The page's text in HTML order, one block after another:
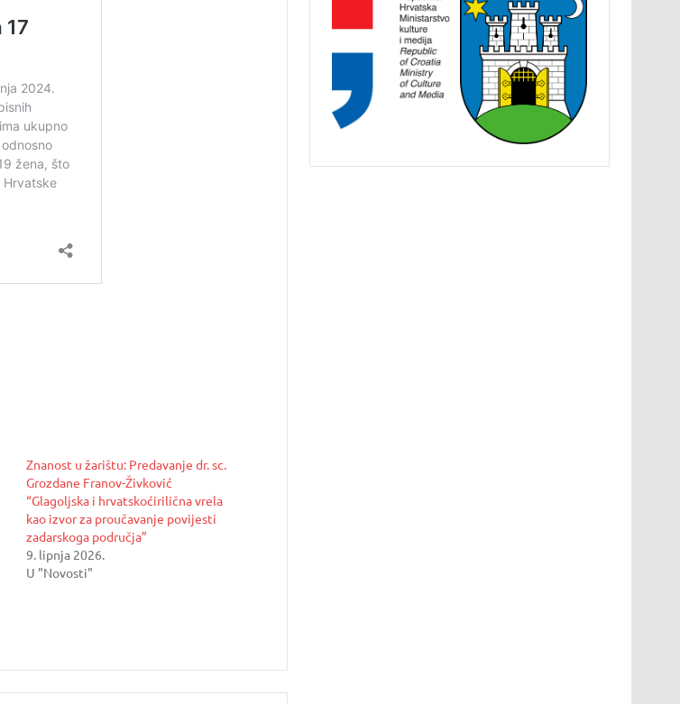
Znanost u žarištu: Predavanje dr. sc.
Grozdane Franov-Živković
“Glagoljska i hrvatskoćirilična vrela
kao izvor za proučavanje povijesti
zadarskoga područja”
9. lipnja 2026.
U "Novosti"